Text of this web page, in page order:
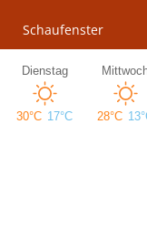
Schaufenster